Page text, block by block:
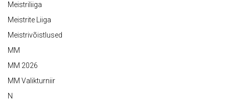
Meistriliiga
Meistrite Liiga
Meistrivõistlused
MM
MM 2026
MM Valikturniir
N